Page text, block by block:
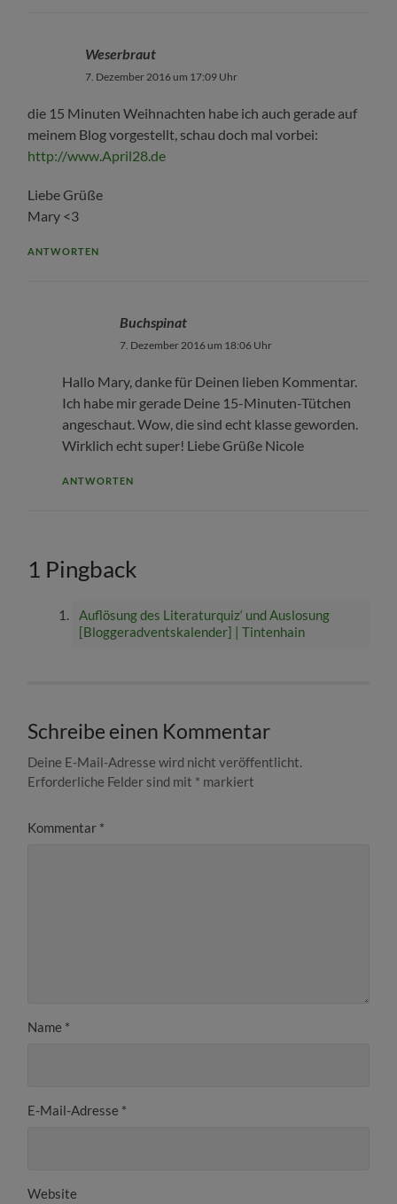
Weserbraut
7. Dezember 2016 um 17:09 Uhr
die 15 Minuten Weihnachten habe ich auch gerade auf
meinem Blog vorgestellt, schau doch mal vorbei:
http://www.April28.de
Liebe Grüße
Mary <3
ANTWORTEN
Buchspinat
7. Dezember 2016 um 18:06 Uhr
Hallo Mary, danke für Deinen lieben Kommentar.
Ich habe mir gerade Deine 15-Minuten-Tütchen
angeschaut. Wow, die sind echt klasse geworden.
Wirklich echt super! Liebe Grüße Nicole
ANTWORTEN
1 Pingback
Auflösung des Literaturquiz‘ und Auslosung
[Bloggeradventskalender] | Tintenhain
Schreibe einen Kommentar
Deine E-Mail-Adresse wird nicht veröffentlicht.
Erforderliche Felder sind mit * markiert
Kommentar *
Name *
E-Mail-Adresse *
Website